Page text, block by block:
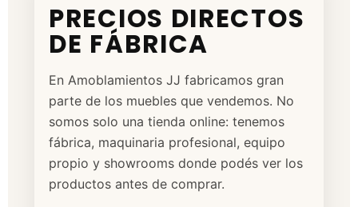
PRECIOS DIRECTOS
DE FÁBRICA
En Amoblamientos JJ fabricamos gran
parte de los muebles que vendemos. No
somos solo una tienda online: tenemos
fábrica, maquinaria profesional, equipo
propio y showrooms donde podés ver los
productos antes de comprar.